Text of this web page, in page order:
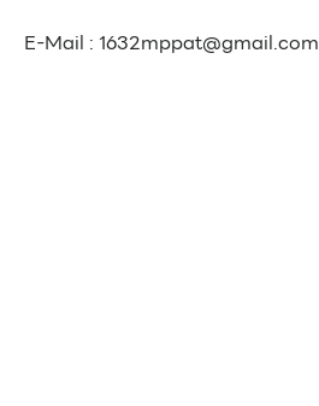
E-Mail : 1632mppat@gmail.com